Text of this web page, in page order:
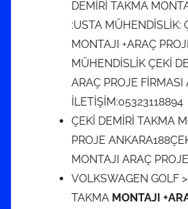
DEMİRİ TAKMA
:USTA MÜHENDİSLİK:
MONTAJI +ARAÇ
MÜHENDİSLİK ÇEKİ
ARAÇ PROJE FİRMASI
İLETİŞİM:05323118894
ÇEKİ DEMİRİ TAKMA
PROJE
MONTAJI ARAÇ
VOLKSWAGEN GOLF
TAKMA MONTAJI